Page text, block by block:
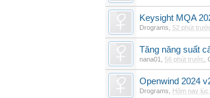
Keysight MQA
Drograms 52 phút
Tăng năng suất
nana01 56 phút trước
Openwind 2024
Drograms Hôm nay